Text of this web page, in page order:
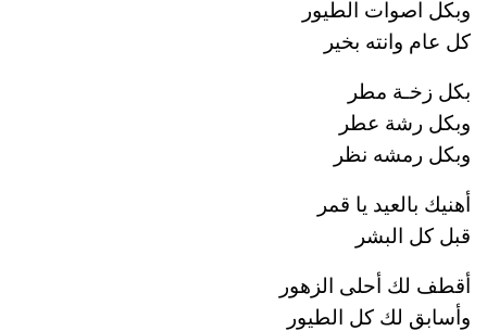
وبكل اصوات الطيور
كل عام وانته بخير
بكل زخـة مطر
وبكل رشة عطر
وبكل رمشه نظر
أهنيك بالعيد يا قمر
قبل كل البشر
أقطف لك أحلى الزهور
وأسابق لك كل الطيور